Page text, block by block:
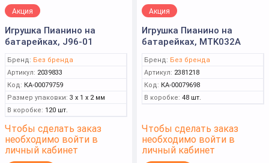
Акция
Игрушка Пианино на
батарейках, J96-01
Бренд: Без бренда
Артикул: 2039833
Код: КА-00079759
Размер упаковки: 3 x 1 x 2 мм
В коробке: 120 шт.
Чтобы сделать заказ
необходимо войти в
личный кабинет
Акция
Игрушка Пианино на
батарейках, MTK032A
Бренд: Без бренда
Артикул: 2381218
Код: КА-00079698
В коробке: 48 шт.
Чтобы сделать заказ
необходимо войти в
личный кабинет